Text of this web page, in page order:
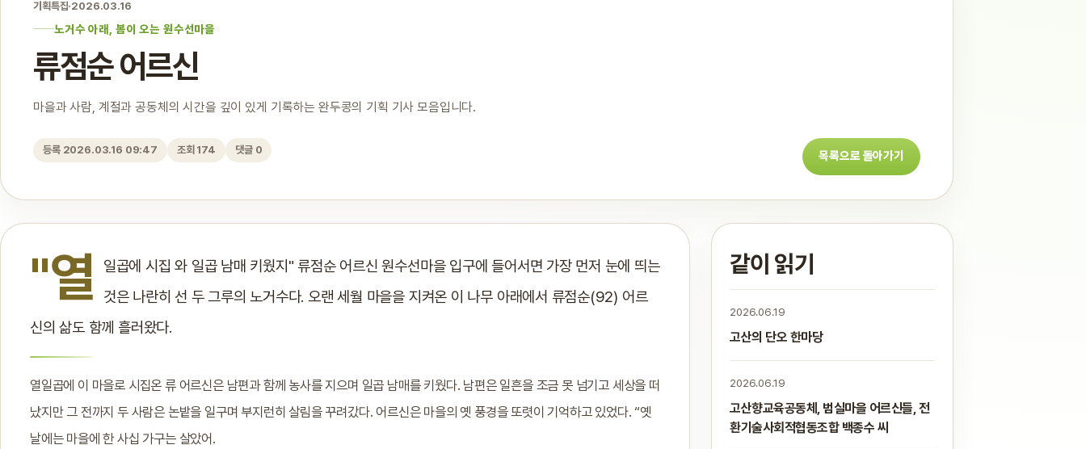
기획특집·2026.03.16
노거수 아래, 봄이 오는 원수선마을
류점순 어르신
마을과 사람, 계절과 공동체의 시간을 깊이 있게 기록하는 완두콩의 기획 기사 모음입니다.
등록 2026.03.16 09:47 조회 174 댓글 0 목록으로 돌아가기
"열
일곱에 시집 와 일곱 남매 키웠지" 류점순 어르신 원수선마을 입구에 들어서면 가장 먼저 눈에 띄는
것은 나란히 선 두 그루의 노거수다. 오랜 세월 마을을 지켜온 이 나무 아래에서 류점순(92) 어르
신의 삶도 함께 흘러왔다.
열일곱에 이 마을로 시집온 류 어르신은 남편과 함께 농사를 지으며 일곱 남매를 키웠다. 남편은 일흔을 조금 못 넘기고 세상을 떠
났지만 그 전까지 두 사람은 논밭을 일구며 부지런히 살림을 꾸려갔다. 어르신은 마을의 옛 풍경을 또렷이 기억하고 있었다. “옛
날에는 마을에 한 사십 가구는 살았어.
같이 읽기
2026.06.19
고산의 단오 한마당
2026.06.19
고산향교육공동체, 범실마을 어르신들, 전
환기술사회적협동조합 백종수 씨